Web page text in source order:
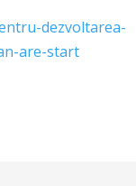
dezvoltarea-
are-start